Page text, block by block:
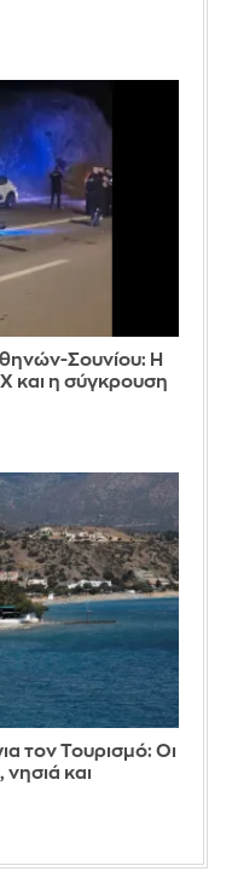
Σουνίου: Η
και η σύγκρουση
τον Τουρισμό: Οι
νησιά και